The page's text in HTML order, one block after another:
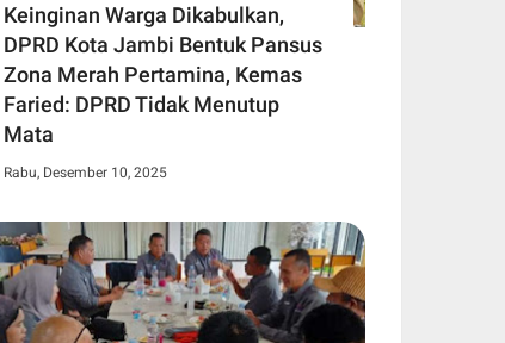
Keinginan Warga Dikabulkan,
DPRD Kota Jambi Bentuk Pansus
Zona Merah Pertamina, Kemas
Faried: DPRD Tidak Menutup
Mata
Rabu, Desember 10, 2025